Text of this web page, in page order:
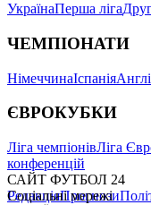
УкраїнаПерша ліга
ЧЕМПІОНАТИ
НімеччинаІспанія
ЄВРОКУБКИ
Ліга чемпіонівЛіга
конференцій
САЙТ ФУТБОЛ 24
РедакціяПрогнози
Соціальні мережі